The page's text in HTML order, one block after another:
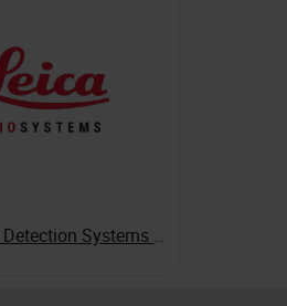
Peroxidase Detection Systems (Ready-to-Use)